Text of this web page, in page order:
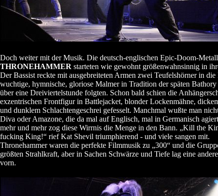
Doch weiter mit der Musik. Die deutsch-englischen Epic-Doom-
THRONEHAMMER starteten wie gewohnt größenwahnsinnig in
Der Bassist reckte mit ausgebreiteten Armen zwei Teufelshörner in
wuchtige, hymnische, gloriose Malmer in Tradition der späten Bathory
über eine Dreiviertelstunde folgten. Schon bald schien die
exzentrischen Frontfigur in Battlejacket, blonder Lockenmähne,
und dunklem Schlachtengeschrei gefesselt. Manchmal wußte man
Diva oder Amazone, die da mal auf Englisch, mal in Germanisch
mehr und mehr zog diese Wirrnis die Menge in den Bann. „Kill the
fucking King!“ rief Kat Shevil triumphierend - und viele sangen mit.
Thronehammer waren die perfekte Filmmusik zu „300“ und die
größten Strahlkraft, aber in Sachen Schwärze und Tiefe lag eine
vorn.